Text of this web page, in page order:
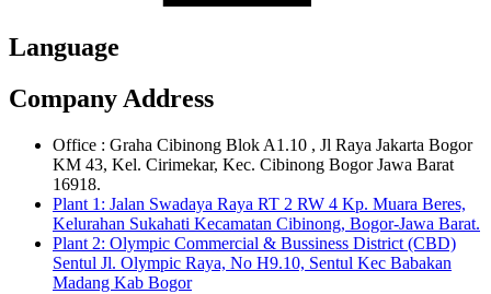
Language
Company Address
Office : Graha Cibinong Blok A1.10 , Jl Raya Jakarta Bogor
KM 43, Kel. Cirimekar, Kec. Cibinong Bogor Jawa Barat
16918.
Plant 1: Jalan Swadaya Raya RT 2 RW 4 Kp. Muara Beres,
Kelurahan Sukahati Kecamatan Cibinong, Bogor-Jawa Barat.
Plant 2: Olympic Commercial & Bussiness District (CBD)
Sentul Jl. Olympic Raya, No H9.10, Sentul Kec Babakan
Madang Kab Bogor